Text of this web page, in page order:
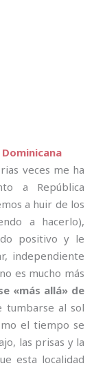
Dominicana
veces me ha
a República
a huir de los
a hacerlo),
positivo y le
independiente
es mucho más
«más allá» de
tumbarse al sol
el tiempo se
las prisas y la
esta localidad